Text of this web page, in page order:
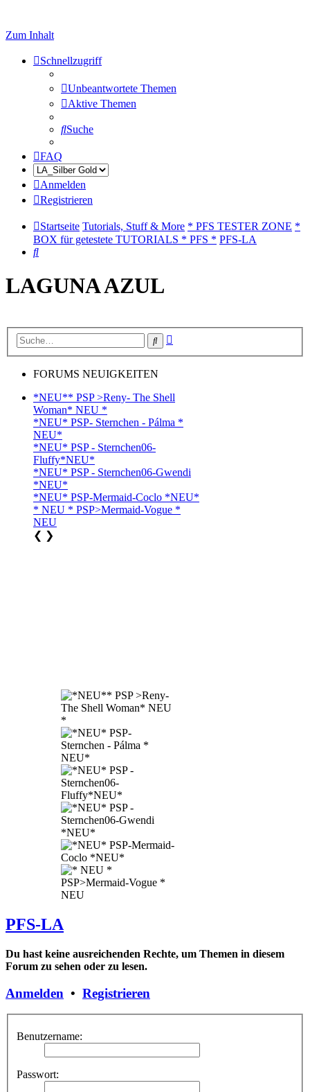
Zum Inhalt
Schnellzugriff
Unbeantwortete Themen
Aktive Themen
Suche
FAQ
Anmelden
Registrieren
Startseite Tutorials, Stuff & More * PFS TESTER ZONE *
BOX für getestete TUTORIALS * PFS * PFS-LA
Suche
LAGUNA AZUL
Suche
FORUMS NEUIGKEITEN
*NEU** PSP >Reny- The Shell
Woman* NEU *
*NEU* PSP- Sternchen - Pálma *
NEU*
*NEU* PSP - Sternchen06-
Fluffy*NEU*
*NEU* PSP - Sternchen06-Gwendi
*NEU*
*NEU* PSP-Mermaid-Coclo *NEU*
* NEU * PSP>Mermaid-Vogue *
NEU
❮ ❯
PFS-LA
Du hast keine ausreichenden Rechte, um Themen in diesem
Forum zu sehen oder zu lesen.
Anmelden • Registrieren
Benutzername:
Passwort: